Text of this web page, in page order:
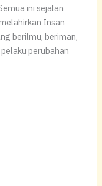
ini sejalan
Insan
berilmu, beriman,
perubahan